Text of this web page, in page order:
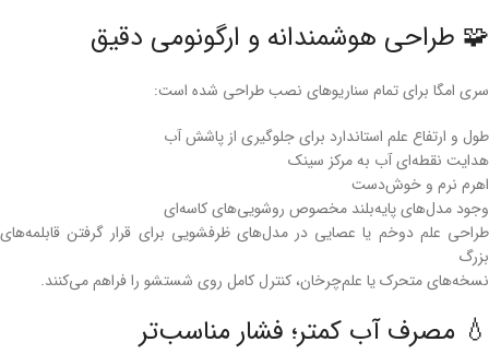
🧩 طراحی هوشمندانه و ارگونومی دقیق
سری امگا برای تمام سناریوهای نصب طراحی شده است:
طول و ارتفاع علم استاندارد برای جلوگیری از پاشش آب
هدایت نقطه‌ای آب به مرکز سینک
اهرم نرم و خوش‌دست
وجود مدل‌های پایه‌بلند مخصوص روشویی‌های کاسه‌ای
طراحی علم دوخم یا عصایی در مدل‌های ظرفشویی برای قرار گرفتن قابلمه‌های
بزرگ
نسخه‌های متحرک یا علم‌چرخان، کنترل کامل روی شستشو را فراهم می‌کنند.
💧 مصرف آب کمتر؛ فشار مناسب‌تر